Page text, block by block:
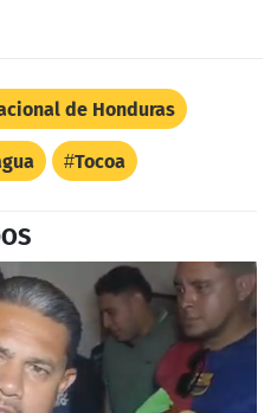
de Honduras
Tocoa